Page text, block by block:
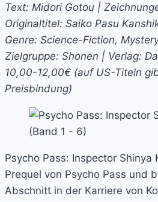
Text: Midori Gotou |
Originaltitel: Saiko Pasu
Genre: Science-Fiction,
Zielgruppe: Shonen | Verlag:
10,00-12,00€ (auf US-Titeln
Preisbindung)
Psycho Pass: Inspector Shinya
Prequel von Psycho Pass und
Abschnitt in der Karriere von